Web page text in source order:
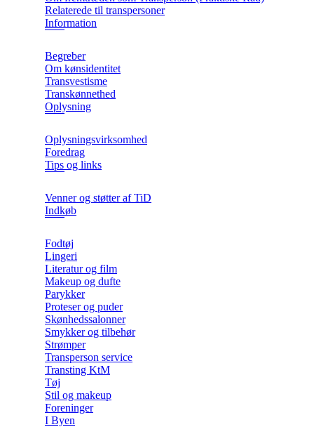
Relaterede til transpersoner
Information
Begreber
Om kønsidentitet
Transvestisme
Transkønnethed
Oplysning
Oplysningsvirksomhed
Foredrag
Tips og links
Venner og støtter af TiD
Indkøb
Fodtøj
Lingeri
Literatur og film
Makeup og dufte
Parykker
Proteser og puder
Skønhedssalonner
Smykker og tilbehør
Strømper
Transperson service
Transting KtM
Tøj
Stil og makeup
Foreninger
I Byen